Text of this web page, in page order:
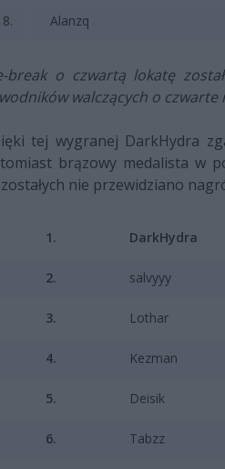
8. Alanzq
break o czwartą lokatę
walczących o czwarte
tej wygranej DarkHydra
brązowy medalista w
nie przewidziano
1. DarkHydra
2. salvyyy
3. Lothar
4. Kezman
5. Deisik
6. Tabzz